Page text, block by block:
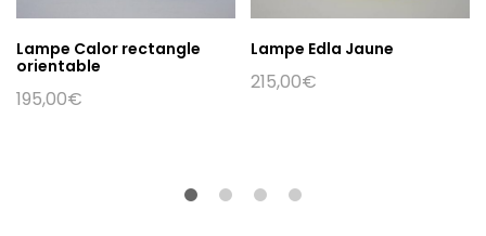
Lampe Calor rectangle
orientable
195,00€
Lampe Edla Jaune
215,00€